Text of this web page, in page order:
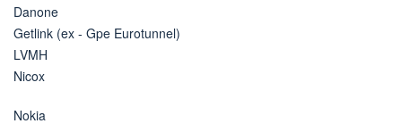
Danone
Getlink (ex - Gpe Eurotunnel)
LVMH
Nicox
Nokia